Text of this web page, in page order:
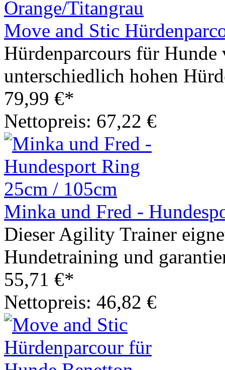
Move and Stic
Hürdenparcours für
unterschiedlich hohen
79,99 €*
Nettopreis: 67,22 €
Minka und Fred -
Dieser Agility Trainer
Hundetraining und
55,71 €*
Nettopreis: 46,82 €